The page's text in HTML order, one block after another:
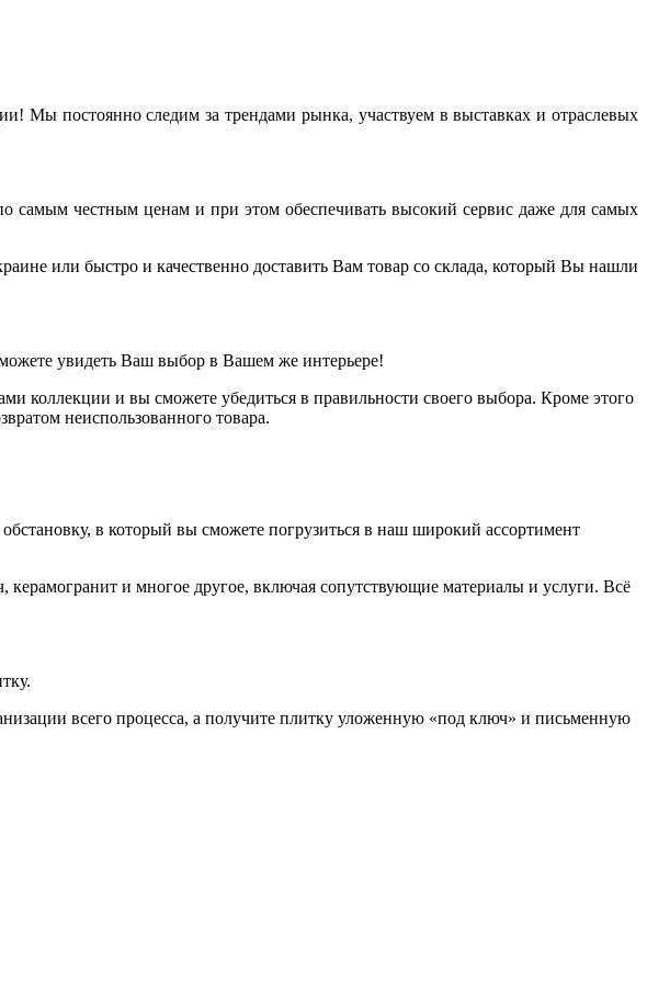
постоянно следим за трендами рынка, участвуем в выставках и отраслевых
самым честным ценам и при этом обеспечивать высокий сервис даже для самых
или быстро и качественно доставить Вам товар со склада, который Вы нашли
увидеть Ваш выбор в Вашем же интерьере!
коллекции и вы сможете убедиться в правильности своего выбора. Кроме этого
неиспользованного товара.
в который вы сможете погрузиться в наш широкий ассортимент
и многое другое, включая сопутствующие материалы и услуги. Всё
всего процесса, а получите плитку уложенную «под ключ» и письменную